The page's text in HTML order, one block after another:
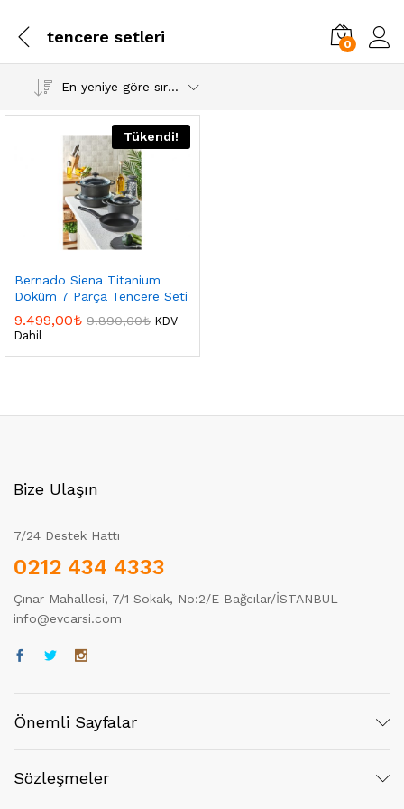
tencere setleri 0
En yeniye göre sırala
Tükendi!
Bernado Siena Titanium
Döküm 7 Parça Tencere Seti
9.499,00₺ 9.890,00₺ KDV
Dahil
Bize Ulaşın
7/24 Destek Hattı
0212 434 4333
Çınar Mahallesi, 7/1 Sokak, No:2/E Bağcılar/İSTANBUL
info@evcarsi.com
Önemli Sayfalar
Sözleşmeler